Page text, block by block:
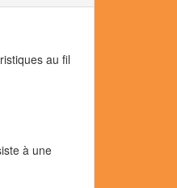
au fil
à une